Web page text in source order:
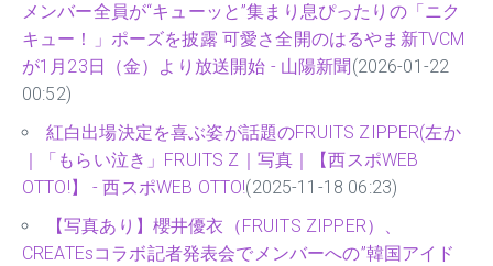
メンバー全員が“キューッと”集まり息ぴったりの「ニク
キュー！」ポーズを披露 可愛さ全開のはるやま新TVCM
が1月23日（金）より放送開始 - 山陽新聞 (2026-01-22
00:52)
紅白出場決定を喜ぶ姿が話題のFRUITS ZIPPER(左か
｜「もらい泣き」FRUITS Z｜写真｜【西スポWEB
OTTO!】 - 西スポWEB OTTO!(2025-11-18 06:23)
【写真あり】櫻井優衣（FRUITS ZIPPER）、
CREATEsコラボ記者発表会でメンバーへの”韓国アイド